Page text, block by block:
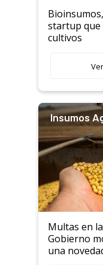
startup
cultivos
Insumos
Multas en
Gobierno
una